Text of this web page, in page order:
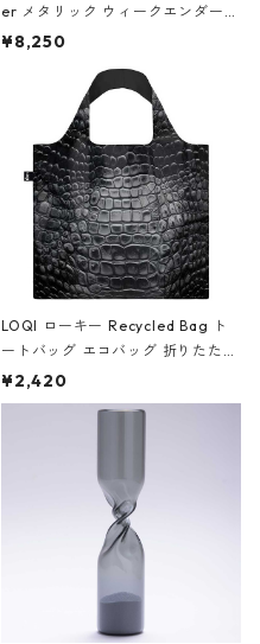
er メタリック ウィークエンダー
ボストンバッグ ショルダーバッグ
Black ジャン=ミッシェル・バスキ
ア/クラウン ブラック
¥8,250
LOQI ローキー Recycled Bag ト
ートバッグ エコバッグ 折りたたみ
大きめ 撥水加工 収納ポーチ CRO
CODILE/Black クロコダイル/ブラ
¥2,420